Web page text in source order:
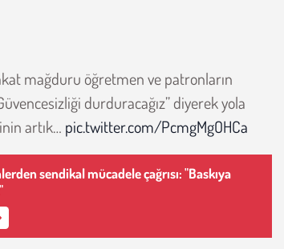
mağduru öğretmen ve patronların
durduracağız” diyerek yola
artık… pic.twitter.com/PcmgMgOHCa
sendikal mücadele çağrısı: "Baskıya